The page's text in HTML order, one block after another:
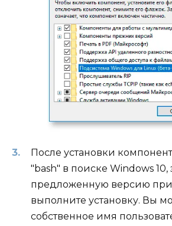
После установки
"bash" в поиске Windows 10,
предложенную версию
выполните установку. Вы
собственное имя